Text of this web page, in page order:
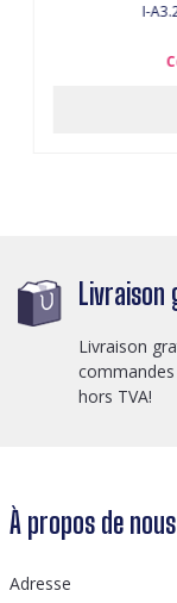
I-
Livraison
hors TVA!
À propos de nous
Adresse